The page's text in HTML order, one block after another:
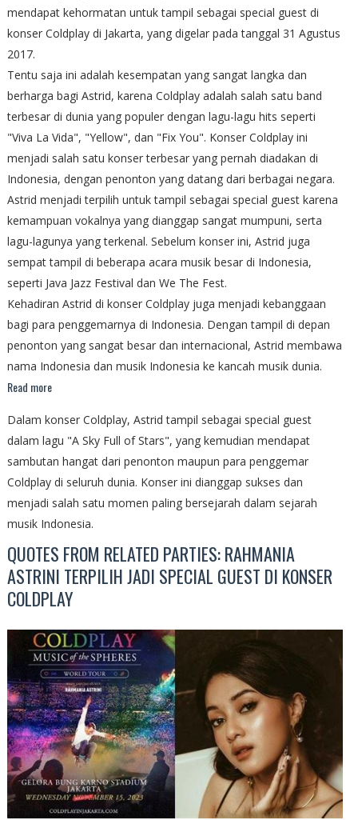
mendapat kehormatan untuk tampil sebagai special guest di
konser Coldplay di Jakarta, yang digelar pada tanggal 31 Agustus
2017.
Tentu saja ini adalah kesempatan yang sangat langka dan
berharga bagi Astrid, karena Coldplay adalah salah satu band
terbesar di dunia yang populer dengan lagu-lagu hits seperti
"Viva La Vida", "Yellow", dan "Fix You". Konser Coldplay ini
menjadi salah satu konser terbesar yang pernah diadakan di
Indonesia, dengan penonton yang datang dari berbagai negara.
Astrid menjadi terpilih untuk tampil sebagai special guest karena
kemampuan vokalnya yang dianggap sangat mumpuni, serta
lagu-lagunya yang terkenal. Sebelum konser ini, Astrid juga
sempat tampil di beberapa acara musik besar di Indonesia,
seperti Java Jazz Festival dan We The Fest.
Kehadiran Astrid di konser Coldplay juga menjadi kebanggaan
bagi para penggemarnya di Indonesia. Dengan tampil di depan
penonton yang sangat besar dan internacional, Astrid membawa
nama Indonesia dan musik Indonesia ke kancah musik dunia.
Read more
Dalam konser Coldplay, Astrid tampil sebagai special guest
dalam lagu "A Sky Full of Stars", yang kemudian mendapat
sambutan hangat dari penonton maupun para penggemar
Coldplay di seluruh dunia. Konser ini dianggap sukses dan
menjadi salah satu momen paling bersejarah dalam sejarah
musik Indonesia.
QUOTES FROM RELATED PARTIES: RAHMANIA
ASTRINI TERPILIH JADI SPECIAL GUEST DI KONSER
COLDPLAY